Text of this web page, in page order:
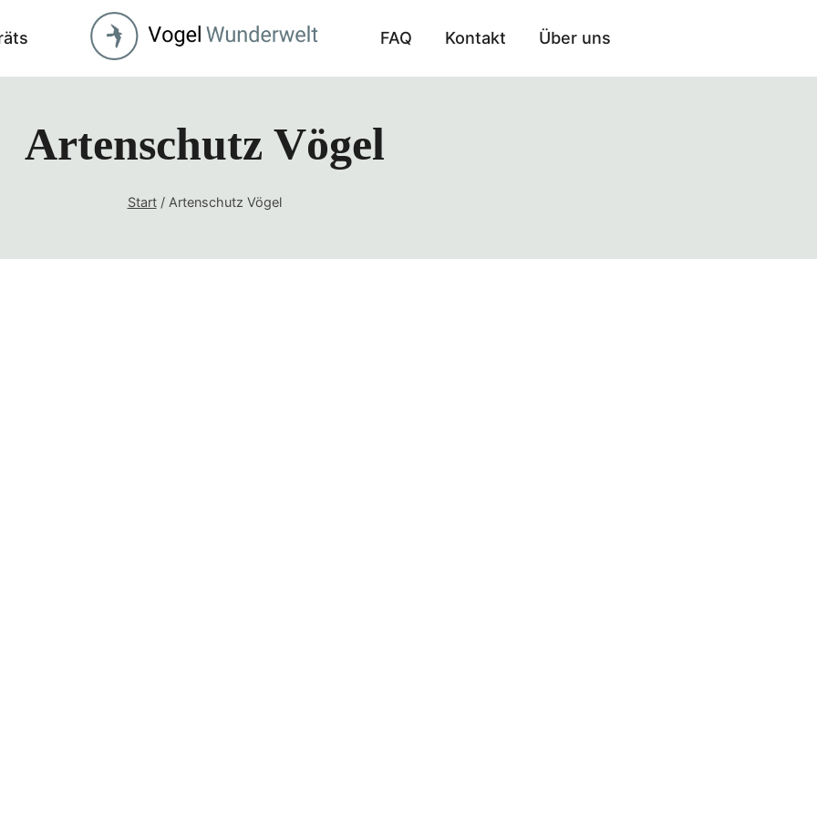
FAQ Kontakt Über uns
Artenschutz Vögel
Start / Artenschutz Vögel